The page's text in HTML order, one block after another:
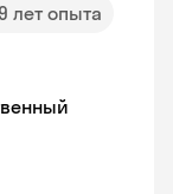
9 лет опыта